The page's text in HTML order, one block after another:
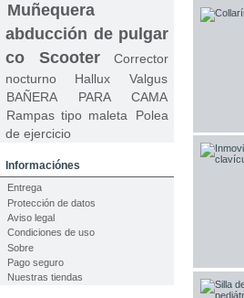
Muñequera
abducción de pulgar
co
Scooter
Corrector
nocturno Hallux Valgus
BAÑERA PARA CAMA
Rampas tipo maleta
Polea
de ejercicio
Informaciónes
Entrega
Protección de datos
Aviso legal
Condiciones de uso
Sobre
Pago seguro
Nuestras tiendas